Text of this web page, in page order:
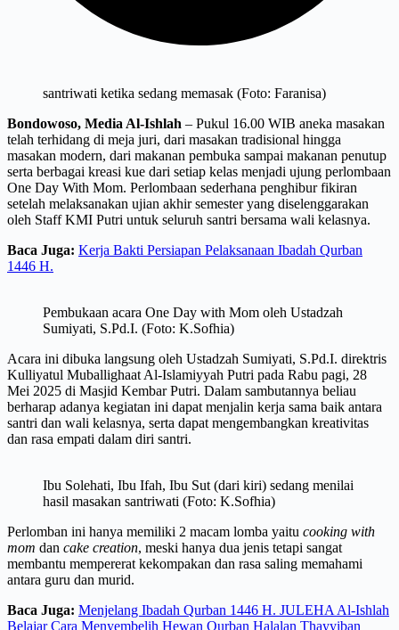
santriwati ketika sedang memasak (Foto: Faranisa)
Bondowoso, Media Al-Ishlah – Pukul 16.00 WIB aneka masakan
telah terhidang di meja juri, dari masakan tradisional hingga
masakan modern, dari makanan pembuka sampai makanan penutup
serta berbagai kreasi kue dari setiap kelas menjadi ujung perlombaan
One Day With Mom. Perlombaan sederhana penghibur fikiran
setelah melaksanakan ujian akhir semester yang diselenggarakan
oleh Staff KMI Putri untuk seluruh santri bersama wali kelasnya.
Baca Juga: Kerja Bakti Persiapan Pelaksanaan Ibadah Qurban
1446 H.
Pembukaan acara One Day with Mom oleh Ustadzah
Sumiyati, S.Pd.I. (Foto: K.Sofhia)
Acara ini dibuka langsung oleh Ustadzah Sumiyati, S.Pd.I. direktris
Kulliyatul Muballighaat Al-Islamiyyah Putri pada Rabu pagi, 28
Mei 2025 di Masjid Kembar Putri. Dalam sambutannya beliau
berharap adanya kegiatan ini dapat menjalin kerja sama baik antara
santri dan wali kelasnya, serta dapat mengembangkan kreativitas
dan rasa empati dalam diri santri.
Ibu Solehati, Ibu Ifah, Ibu Sut (dari kiri) sedang menilai
hasil masakan santriwati (Foto: K.Sofhia)
Perlomban ini hanya memiliki 2 macam lomba yaitu cooking with
mom dan cake creation, meski hanya dua jenis tetapi sangat
membantu mempererat kekompakan dan rasa saling memahami
antara guru dan murid.
Baca Juga: Menjelang Ibadah Qurban 1446 H. JULEHA Al-Ishlah
Belajar Cara Menyembelih Hewan Qurban Halalan Thayyiban